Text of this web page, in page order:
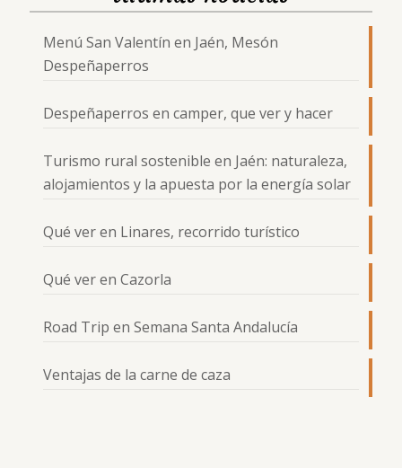
Menú San Valentín en Jaén, Mesón
Despeñaperros
Despeñaperros en camper, que ver y hacer
Turismo rural sostenible en Jaén: naturaleza,
alojamientos y la apuesta por la energía solar
Qué ver en Linares, recorrido turístico
Qué ver en Cazorla
Road Trip en Semana Santa Andalucía
Ventajas de la carne de caza